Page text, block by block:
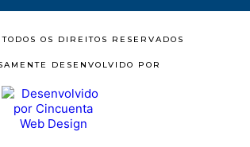
OS DIREITOS RESERVADOS
DESENVOLVIDO POR